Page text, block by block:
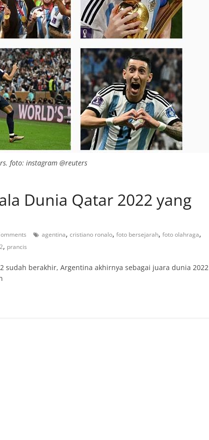
foto: instagram @reuters
Dunia Qatar 2022 yang
agentina, cristiano ronalo, foto bersejarah, foto olahraga,
, prancis
sudah berakhir, Argentina akhirnya sebagai juara dunia 2022